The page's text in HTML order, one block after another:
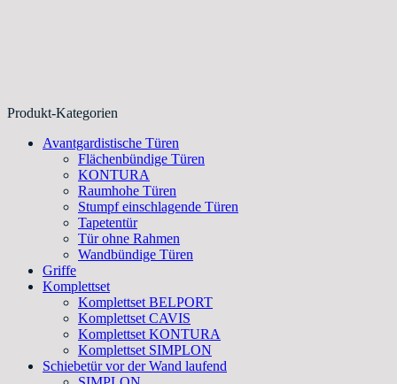
Produkt-Kategorien
Avantgardistische Türen
Flächenbündige Türen
KONTURA
Raumhohe Türen
Stumpf einschlagende Türen
Tapetentür
Tür ohne Rahmen
Wandbündige Türen
Griffe
Komplettset
Komplettset BELPORT
Komplettset CAVIS
Komplettset KONTURA
Komplettset SIMPLON
Schiebetür vor der Wand laufend